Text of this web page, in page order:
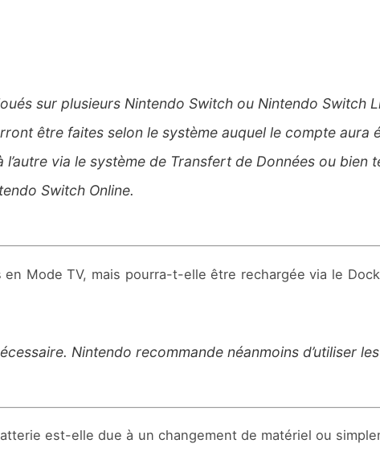
sur plusieurs Nintendo Switch ou Nintendo Switch
être faites selon le système auquel le compte aura
l’autre via le système de Transfert de Données ou
Switch Online.
Mode TV, mais pourra-t-elle être rechargée via le
Nintendo recommande néanmoins d’utiliser
est-elle due à un changement de matériel ou